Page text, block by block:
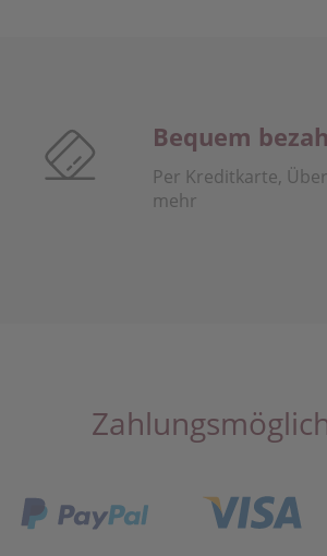
Bequem
Per Kreditkarte,
mehr